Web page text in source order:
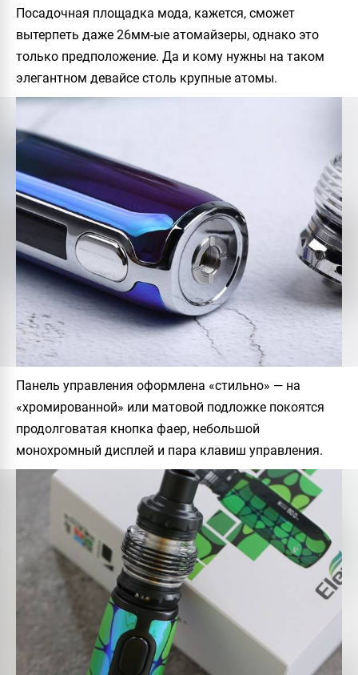
Посадочная площадка мода, кажется, сможет
вытерпеть даже 26мм-ые атомайзеры, однако это
только предположение. Да и кому нужны на таком
элегантном девайсе столь крупные атомы.
Панель управления оформлена «стильно» — на
«хромированной» или матовой подложке покоятся
продолговатая кнопка фаер, небольшой
монохромный дисплей и пара клавиш управления.